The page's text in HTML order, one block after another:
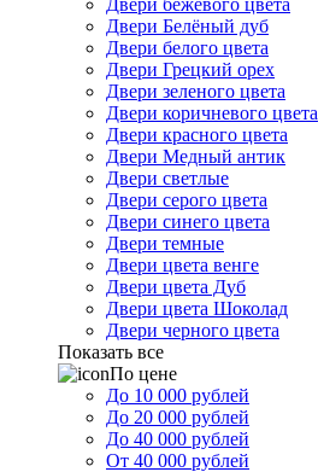
Двери бежевого цвета
Двери Белёный дуб
Двери белого цвета
Двери Грецкий орех
Двери зеленого цвета
Двери коричневого цвета
Двери красного цвета
Двери Медный антик
Двери светлые
Двери серого цвета
Двери синего цвета
Двери темные
Двери цвета венге
Двери цвета Дуб
Двери цвета Шоколад
Двери черного цвета
Показать все
По цене
До 10 000 рублей
До 20 000 рублей
До 40 000 рублей
От 40 000 рублей